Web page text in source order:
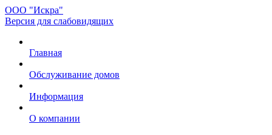
ООО "Искра"
Версия для слабовидящих
Главная
Обслуживание домов
Информация
О компании